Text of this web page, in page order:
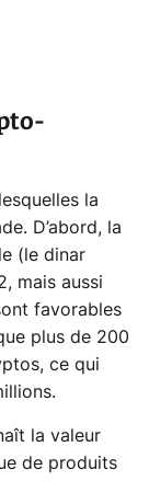
la
D’abord, la
(le dinar
mais aussi
favorables
plus de 200
ce qui
la valeur
de produits